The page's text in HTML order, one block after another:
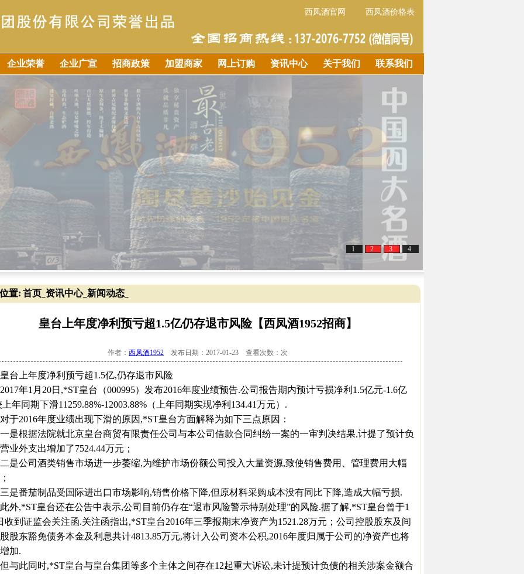
西凤酒官网 西凤酒价格表
企业荣誉 企业广宣 招商政策 加盟商家 网上订购 资讯中心 关于我们 联系我们
1 2 3 4
置: 首页 资讯中心_ 新闻动态
皇台上年度净利预亏超1.5亿仍存退市风险【西凤酒1952招商】
作者： 西凤酒1952 发布日期：2017-01-23 查看次数： 次
年度净利预亏超1.5亿,仍存退市风险
年1月20日,*ST皇台（000995）发布2016年度业绩预告.公司报告期内预计亏损净利1.5亿元-1.6亿
年同期下滑11259.88%-12003.88%（上年同期实现净利134.41万元）.
年度业绩出现下滑的原因,*ST皇台方面解释为如下三点原因：
据法院就北京皇台商贸有限责任公司与本公司借款合同纠纷一案的一审判决结果,计提了预计负
业外支出增加了7524.44万元；
司酒类销售市场进一步萎缩,为维护市场份额公司投入大量资源,致使销售费用、管理费用大幅
茄制品受国际进出口市场影响,销售价格下降,但原材料采购成本没有同比下降,造成大幅亏损.
皇台还在公告中表示,公司目前仍存在“退市风险警示特别处理”的风险.据了解,*ST皇台曾于1
收到证监会关注函.关注函指出,*ST皇台2016年三季报期末净资产为1521.28万元；公司控股股东及间
股东豁免债务本金及利息共计4813.85万元,将计入公司资本公积,2016年度归属于公司的净资产也将
加.
同时,*ST皇台与皇台集团等多个主体之间存在12起重大诉讼,未计提预计负债的相关涉案金额合